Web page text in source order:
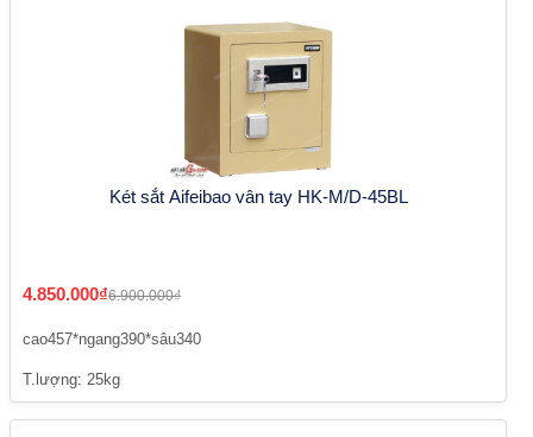
Két sắt Aifeibao vân tay HK-M/D-45BL
4.850.000₫6.900.000₫
cao457*ngang390*sâu340
T.lượng: 25kg